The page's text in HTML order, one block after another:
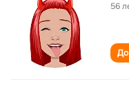
56